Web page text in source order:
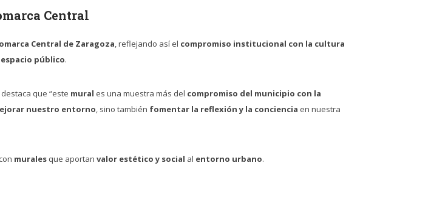
Central
Central de Zaragoza, reflejando así el compromiso institucional con la cultura
público.
destaca que “este mural es una muestra más del compromiso del municipio con la
nuestro entorno, sino también fomentar la reflexión y la conciencia en nuestra
murales que aportan valor estético y social al entorno urbano.